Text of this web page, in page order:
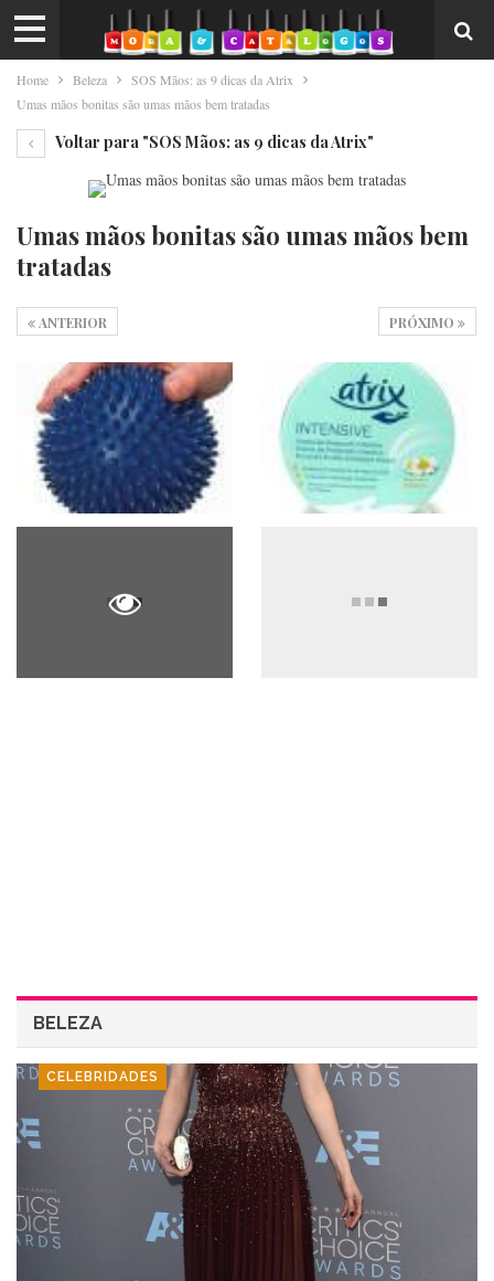
Home Beleza
SOS Mãos: as 9 dicas da Atrix
Umas mãos bonitas são umas mãos bem tratadas
Voltar para "SOS Mãos: as 9 dicas da Atrix"
Umas mãos bonitas são umas mãos bem
tratadas
PRÓXIMO
ANTERIOR
BELEZA
CELEBRIDADES